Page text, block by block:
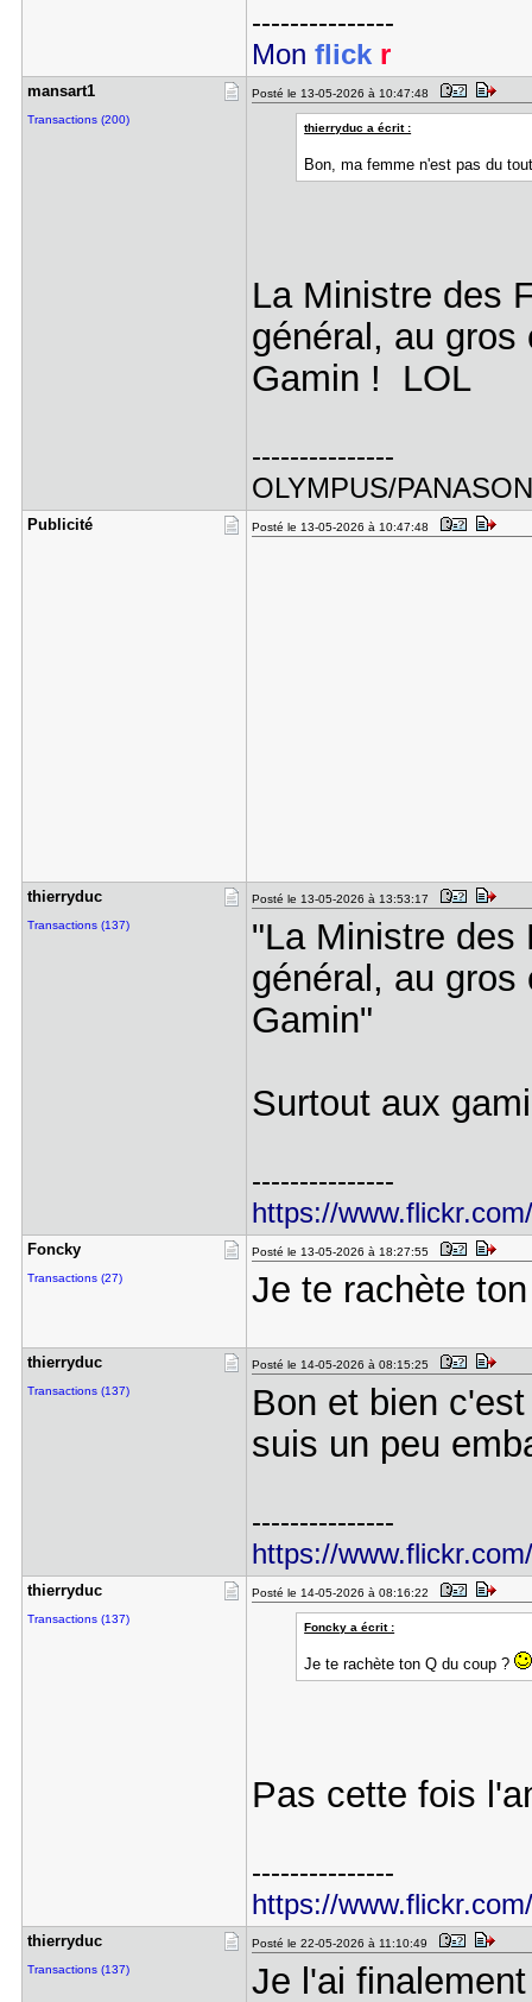
---------------
Mon flick r
mansart1
Transactions (200)
Posté le 13-05-2026 à 10:47:48
thierryduc a écrit :
Bon, ma femme n'est pas du
La Ministre des
général, au gros
Gamin ! LOL
---------------
OLYMPUS/
Publicité Posté le 13-05-2026 à 10:47:48
thierryduc
Transactions (137)
Posté le 13-05-2026 à 13:53:17
"La Ministre des
général, au
Gamin"
Surtout aux
---------------
https://
Foncky
Transactions (27)
Posté le 13-05-2026 à 18:27:55
Je te rachète
thierryduc
Transactions (137)
Posté le 14-05-2026 à 08:15:25
Bon et bien
suis un peu
---------------
https://
thierryduc
Transactions (137)
Posté le 14-05-2026 à 08:16:22
Foncky a écrit :
Je te rachète ton Q du coup ?
Pas cette fois
---------------
https://
thierryduc
Transactions (137)
Posté le 22-05-2026 à 11:10:49
Je l'ai